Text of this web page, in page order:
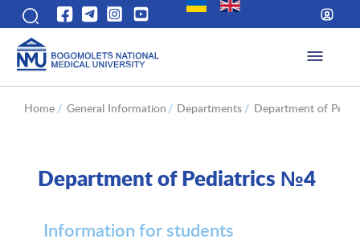
Home / General Information / Departments / Department of
Department of Pediatrics №4
Information for students